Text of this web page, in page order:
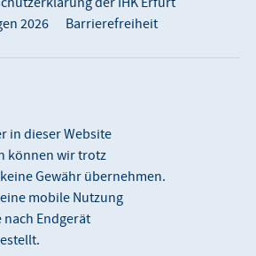
in dieser Website
können wir trotz
Gewähr übernehmen.
mobile Nutzung
Endgerät
2026
Barrierefreiheit